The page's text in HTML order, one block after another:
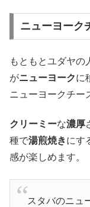
ニューヨーク
もともとユダヤの
がニューヨークに
ニューヨークチー
クリーミーな濃厚
種で湯煎焼きにす
感が楽しめます。
スタバのニュ